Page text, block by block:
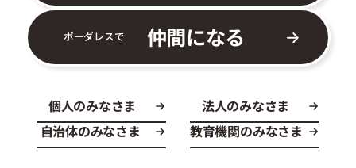
ボーダレスで 仲間になる
個人のみなさま
法人のみなさま
自治体のみなさま
教育機関のみなさま